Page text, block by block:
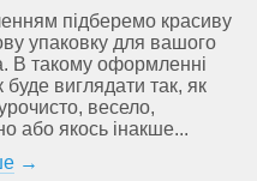
підберемо красиву
упаковку для вашого
В такому оформленні
буде виглядати так, як
весело,
або якось інакше...
→